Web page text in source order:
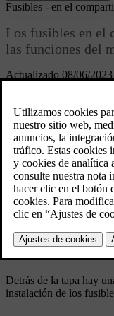
Actualizado 08/06/2023
Fusibles - en el
Los fusibles en el
las funciones del
Generalidades sobre
Detrás de la tapa hay
instalación de los